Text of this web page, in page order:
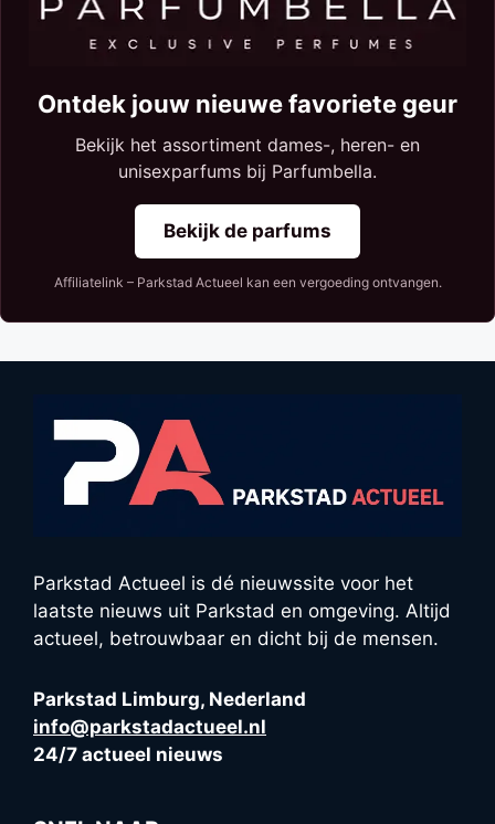
Ontdek jouw nieuwe favoriete geur
Bekijk het assortiment dames-, heren- en
unisexparfums bij Parfumbella.
Bekijk de parfums
Affiliatelink – Parkstad Actueel kan een vergoeding ontvangen.
Parkstad Actueel is dé nieuwssite voor het
laatste nieuws uit Parkstad en omgeving. Altijd
actueel, betrouwbaar en dicht bij de mensen.
Parkstad Limburg, Nederland
info@parkstadactueel.nl
24/7 actueel nieuws